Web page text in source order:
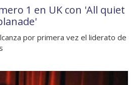
1 en UK con 'All quiet
por primera vez el liderato de